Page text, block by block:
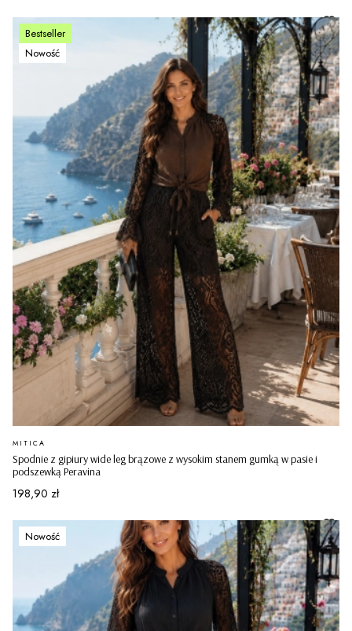
Bestseller
Nowość
Spodnie z gipiury wide leg brązowe z wysokim stanem gumką w pasie i
podszewką Peravina
PRODUCENT
MITICA
Cena
198,90 zł
Nowość